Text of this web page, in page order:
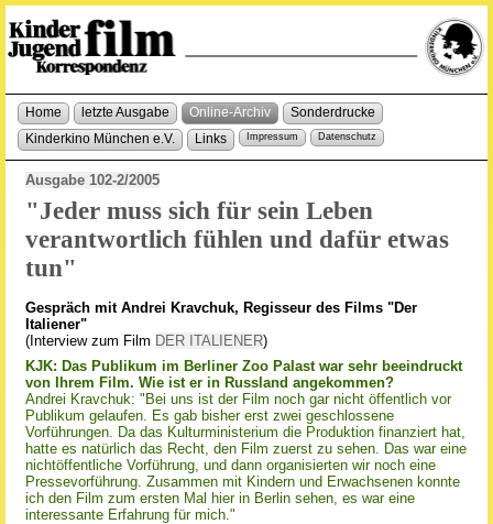
Home letzte Ausgabe Online-Archiv
Sonderdrucke
Kinderkino München e.V.
Links Impressum Datenschutz
Ausgabe 102-2/2005
"Jeder muss sich für sein Leben
verantwortlich fühlen und dafür etwas
tun"
Gespräch mit Andrei Kravchuk, Regisseur des Films "Der
Italiener"
(Interview zum Film DER ITALIENER)
KJK: Das Publikum im Berliner Zoo Palast war sehr beeindruckt
von Ihrem Film. Wie ist er in Russland angekommen?
Andrei Kravchuk: "Bei uns ist der Film noch gar nicht öffentlich vor
Publikum gelaufen. Es gab bisher erst zwei geschlossene
Vorführungen. Da das Kulturministerium die Produktion finanziert hat,
hatte es natürlich das Recht, den Film zuerst zu sehen. Das war eine
nichtöffentliche Vorführung, und dann organisierten wir noch eine
Pressevorführung. Zusammen mit Kindern und Erwachsenen konnte
ich den Film zum ersten Mal hier in Berlin sehen, es war eine
interessante Erfahrung für mich."